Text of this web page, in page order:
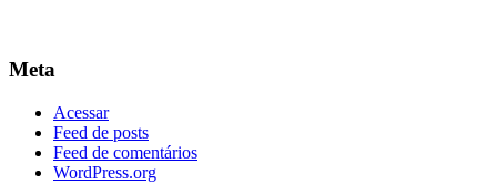
Meta
Acessar
Feed de posts
Feed de comentários
WordPress.org